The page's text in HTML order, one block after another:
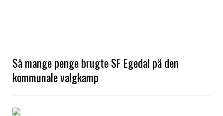
Så mange penge brugte SF Egedal på den
kommunale valgkamp